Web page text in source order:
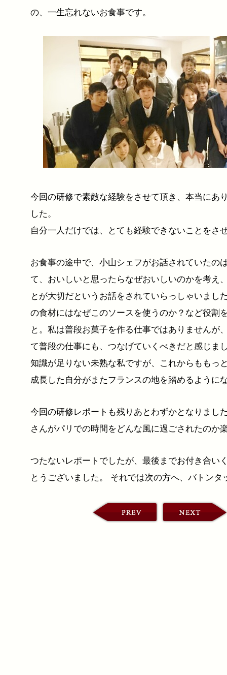
の、一生忘れないお食事です。
今回の研修で素敵な経験をさせて頂き、本当にあ
した。
自分一人だけでは、とても経験できないことをさ
お食事の途中で、小山シェフがお話されていたの
て、おいしいと思ったらなぜおいしいのかを考え
とが大切だというお話をされていらっしゃいまし
の食材にはなぜこのソースを使うのか？など役割
と。私は普段お菓子を作る仕事ではありませんが
て普段の仕事にも、つなげていくべきだと感じま
知識が足りない未熟な私ですが、これからももっ
成長した自分がまたフランスの地を踏めるように
今回の研修レポートも残りあとわずかとなりまし
さんがパリでの時間をどんな風に過ごされたのか
つたないレポートでしたが、最後までお付き合い
とうございました。 それでは次の方へ、バトンタ